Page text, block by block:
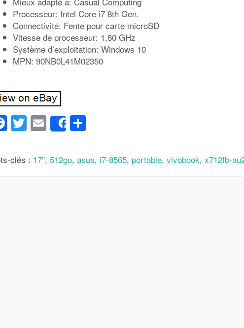
Processeur: Intel Core i7 8th Gen.
Connectivité: Fente pour carte microSD
Vitesse de processeur: 1,80 GHz
Système d’exploitation: Windows 10
MPN: 90NB0L41M02350
Facebook
Twitter
Email
Share
clés : 17'', 512go, asus, i7-8565, portable, vivobook, x712fb-